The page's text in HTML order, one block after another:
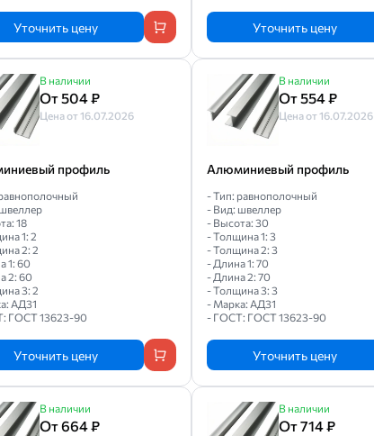
Уточнить цену Уточнить цену
В наличии
От 504 ₽
Цена от 16.07.2026
профиль
18
1: 2
2: 2
1: 60
2: 60
3: 2
АД31
ГОСТ 13623-90
Уточнить цену
В наличии
От 554 ₽
Цена от 16.07.2026
Алюминиевый профиль
- Тип: равнополочный
- Вид: швеллер
- Высота: 30
- Толщина 1: 3
- Толщина 2: 3
- Длина 1: 70
- Длина 2: 70
- Толщина 3: 3
- Марка: АД31
- ГОСТ: ГОСТ 13623-90
Уточнить цену
В наличии
От 664 ₽
В наличии
От 714 ₽